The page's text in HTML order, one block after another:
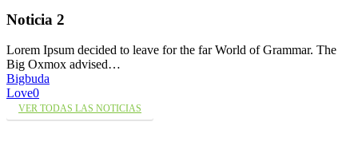
Noticia 2
Lorem Ipsum decided to leave for the far World of Grammar. The
Big Oxmox advised…
Bigbuda
Love0
VER TODAS LAS NOTICIAS